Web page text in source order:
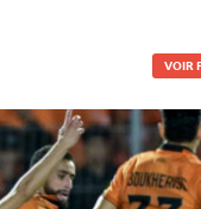
VOIR